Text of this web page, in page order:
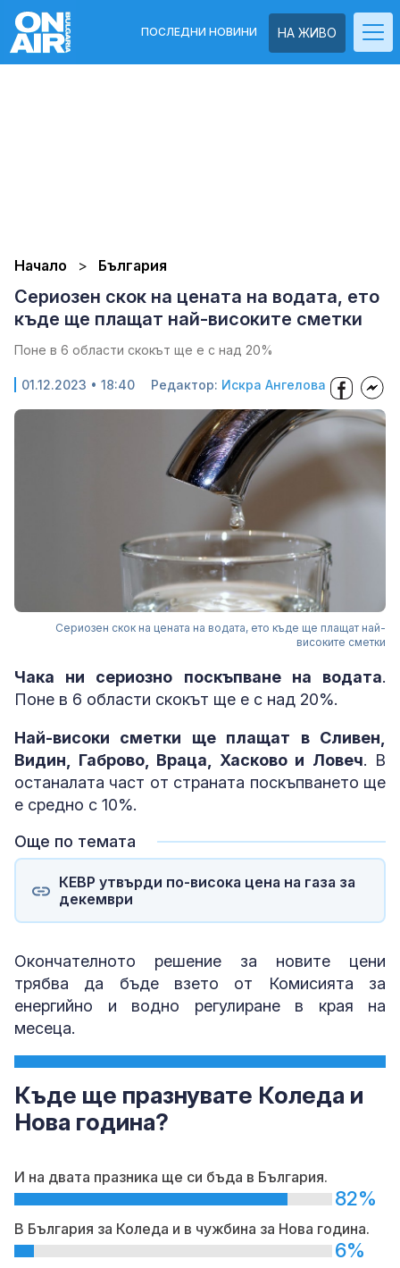
НА ЖИВО
ПОСЛЕДНИ НОВИНИ
Начало България
Сериозен скок на цената на водата, ето
къде ще плащат най-високите сметки
Поне в 6 области скокът ще е с над 20%
01.12.2023 • 18:40 Редактор: Искра Ангелова
Сериозен скок на цената на водата, ето къде ще плащат най-
високите сметки
Чака ни сериозно поскъпване на водата.
Поне в 6 области скокът ще е с над 20%.
Най-високи сметки ще плащат в Сливен,
Видин, Габрово, Враца, Хасково и Ловеч. В
останалата част от страната поскъпването ще
е средно с 10%.
Още по темата
КЕВР утвърди по-висока цена на газа за
декември
Окончателното решение за новите цени
трябва да бъде взето от Комисията за
енергийно и водно регулиране в края на
месеца.
Къде ще празнувате Коледа и
Нова година?
И на двата празника ще си бъда в България.
82%
В България за Коледа и в чужбина за Нова година.
6%